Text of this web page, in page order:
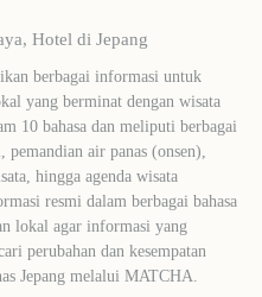
Hotel di Jepang
berbagai informasi untuk
yang berminat dengan wisata
10 bahasa dan meliputi berbagai
air panas (onsen),
hingga agenda wisata
resmi dalam berbagai bahasa
lokal agar informasi yang
perubahan dan kesempatan
Jepang melalui MATCHA.